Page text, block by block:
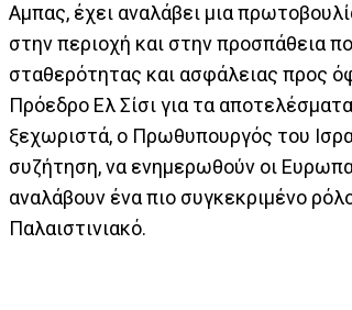
Αμπας, έχει αναλάβει μια
στην περιοχή και στην προσπάθεια
σταθερότητας και ασφάλειας προς
Πρόεδρο Ελ Σίσι για τα
ξεχωριστά, ο Πρωθυπουργός του
συζήτηση, να ενημερωθούν οι
αναλάβουν ένα πιο συγκεκριμένο
Παλαιστινιακό.